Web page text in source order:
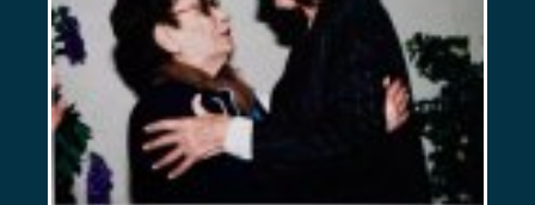
et
de
1922.
Entre
fascination
résistance